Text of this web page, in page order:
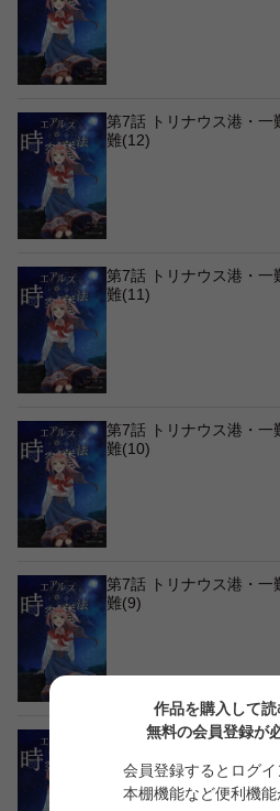
作品を購入して読
無料の会員登録が
会員登録するとログ
本棚機能など便利機能
第7話 トリナウス港・一
難(12)
第7話 トリナウス港・一
難(11)
第7話 トリナウス港・一
難(10)
第7話 トリナウス港・一
難(9)
第7話 トリナウス港・一